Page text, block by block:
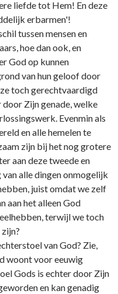
liefde tot Hem! En deze
erbarmen'!
tussen mensen en
hoe dan ook, en
God op kunnen
van hun geloof door
toch gerechtvaardigd
door Zijn genade, welke
Evenmin als
en alle hemelen te
zijn bij het nog grotere
aan deze tweede en
alle dingen onmogelijk
juist omdat we zelf
aan het alleen God
terwijl we toch
van God? Zie,
woont voor eeuwig
Gods is echter door Zijn
en kan genadig